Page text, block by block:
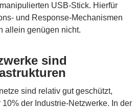
USB-Stick. Hierfür
und Response-Mechanismen
allein genügen nicht.
sind
sind relativ gut geschützt,
der Industrie-Netzwerke. In der